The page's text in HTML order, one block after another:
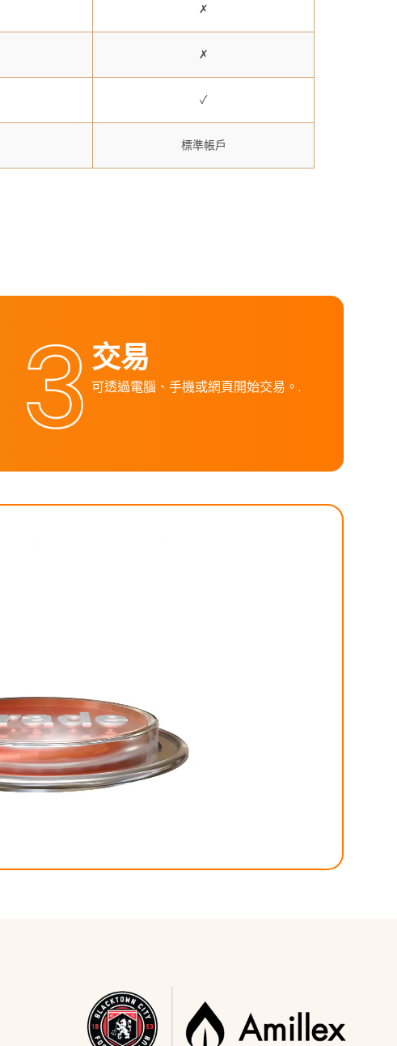
✗
✗
✓
標準帳戶
交易
可透過電腦、手機或網頁開始交易。.